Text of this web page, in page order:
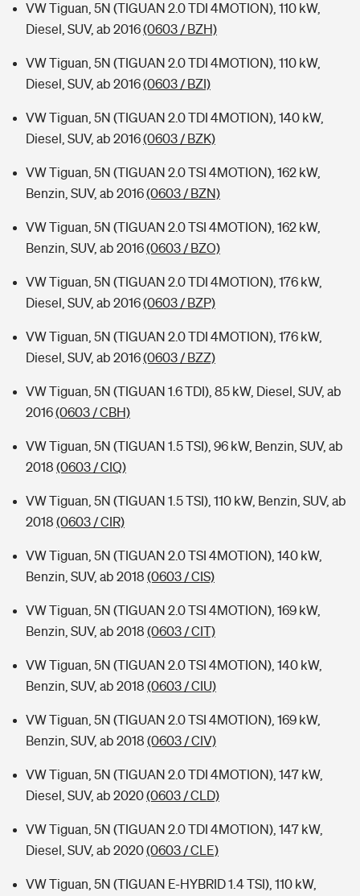
VW Tiguan, 5N (TIGUAN 2.0 TDI 4MOTION), 110 kW,
Diesel, SUV, ab 2016(0603 / BZH)
VW Tiguan, 5N (TIGUAN 2.0 TDI 4MOTION), 110 kW,
Diesel, SUV, ab 2016(0603 / BZI)
VW Tiguan, 5N (TIGUAN 2.0 TDI 4MOTION), 140 kW,
Diesel, SUV, ab 2016(0603 / BZK)
VW Tiguan, 5N (TIGUAN 2.0 TSI 4MOTION), 162 kW,
Benzin, SUV, ab 2016(0603 / BZN)
VW Tiguan, 5N (TIGUAN 2.0 TSI 4MOTION), 162 kW,
Benzin, SUV, ab 2016(0603 / BZO)
VW Tiguan, 5N (TIGUAN 2.0 TDI 4MOTION), 176 kW,
Diesel, SUV, ab 2016(0603 / BZP)
VW Tiguan, 5N (TIGUAN 2.0 TDI 4MOTION), 176 kW,
Diesel, SUV, ab 2016(0603 / BZZ)
VW Tiguan, 5N (TIGUAN 1.6 TDI), 85 kW, Diesel, SUV, ab
2016(0603 / CBH)
VW Tiguan, 5N (TIGUAN 1.5 TSI), 96 kW, Benzin, SUV, ab
2018 (0603 / CIQ)
VW Tiguan, 5N (TIGUAN 1.5 TSI), 110 kW, Benzin, SUV, ab
2018 (0603 / CIR)
VW Tiguan, 5N (TIGUAN 2.0 TSI 4MOTION), 140 kW,
Benzin, SUV, ab 2018 (0603 / CIS)
VW Tiguan, 5N (TIGUAN 2.0 TSI 4MOTION), 169 kW,
Benzin, SUV, ab 2018 (0603 / CIT)
VW Tiguan, 5N (TIGUAN 2.0 TSI 4MOTION), 140 kW,
Benzin, SUV, ab 2018 (0603 / CIU)
VW Tiguan, 5N (TIGUAN 2.0 TSI 4MOTION), 169 kW,
Benzin, SUV, ab 2018 (0603 / CIV)
VW Tiguan, 5N (TIGUAN 2.0 TDI 4MOTION), 147 kW,
Diesel, SUV, ab 2020(0603 / CLD)
VW Tiguan, 5N (TIGUAN 2.0 TDI 4MOTION), 147 kW,
Diesel, SUV, ab 2020(0603 / CLE)
VW Tiguan, 5N (TIGUAN E-HYBRID 1.4 TSI), 110 kW,